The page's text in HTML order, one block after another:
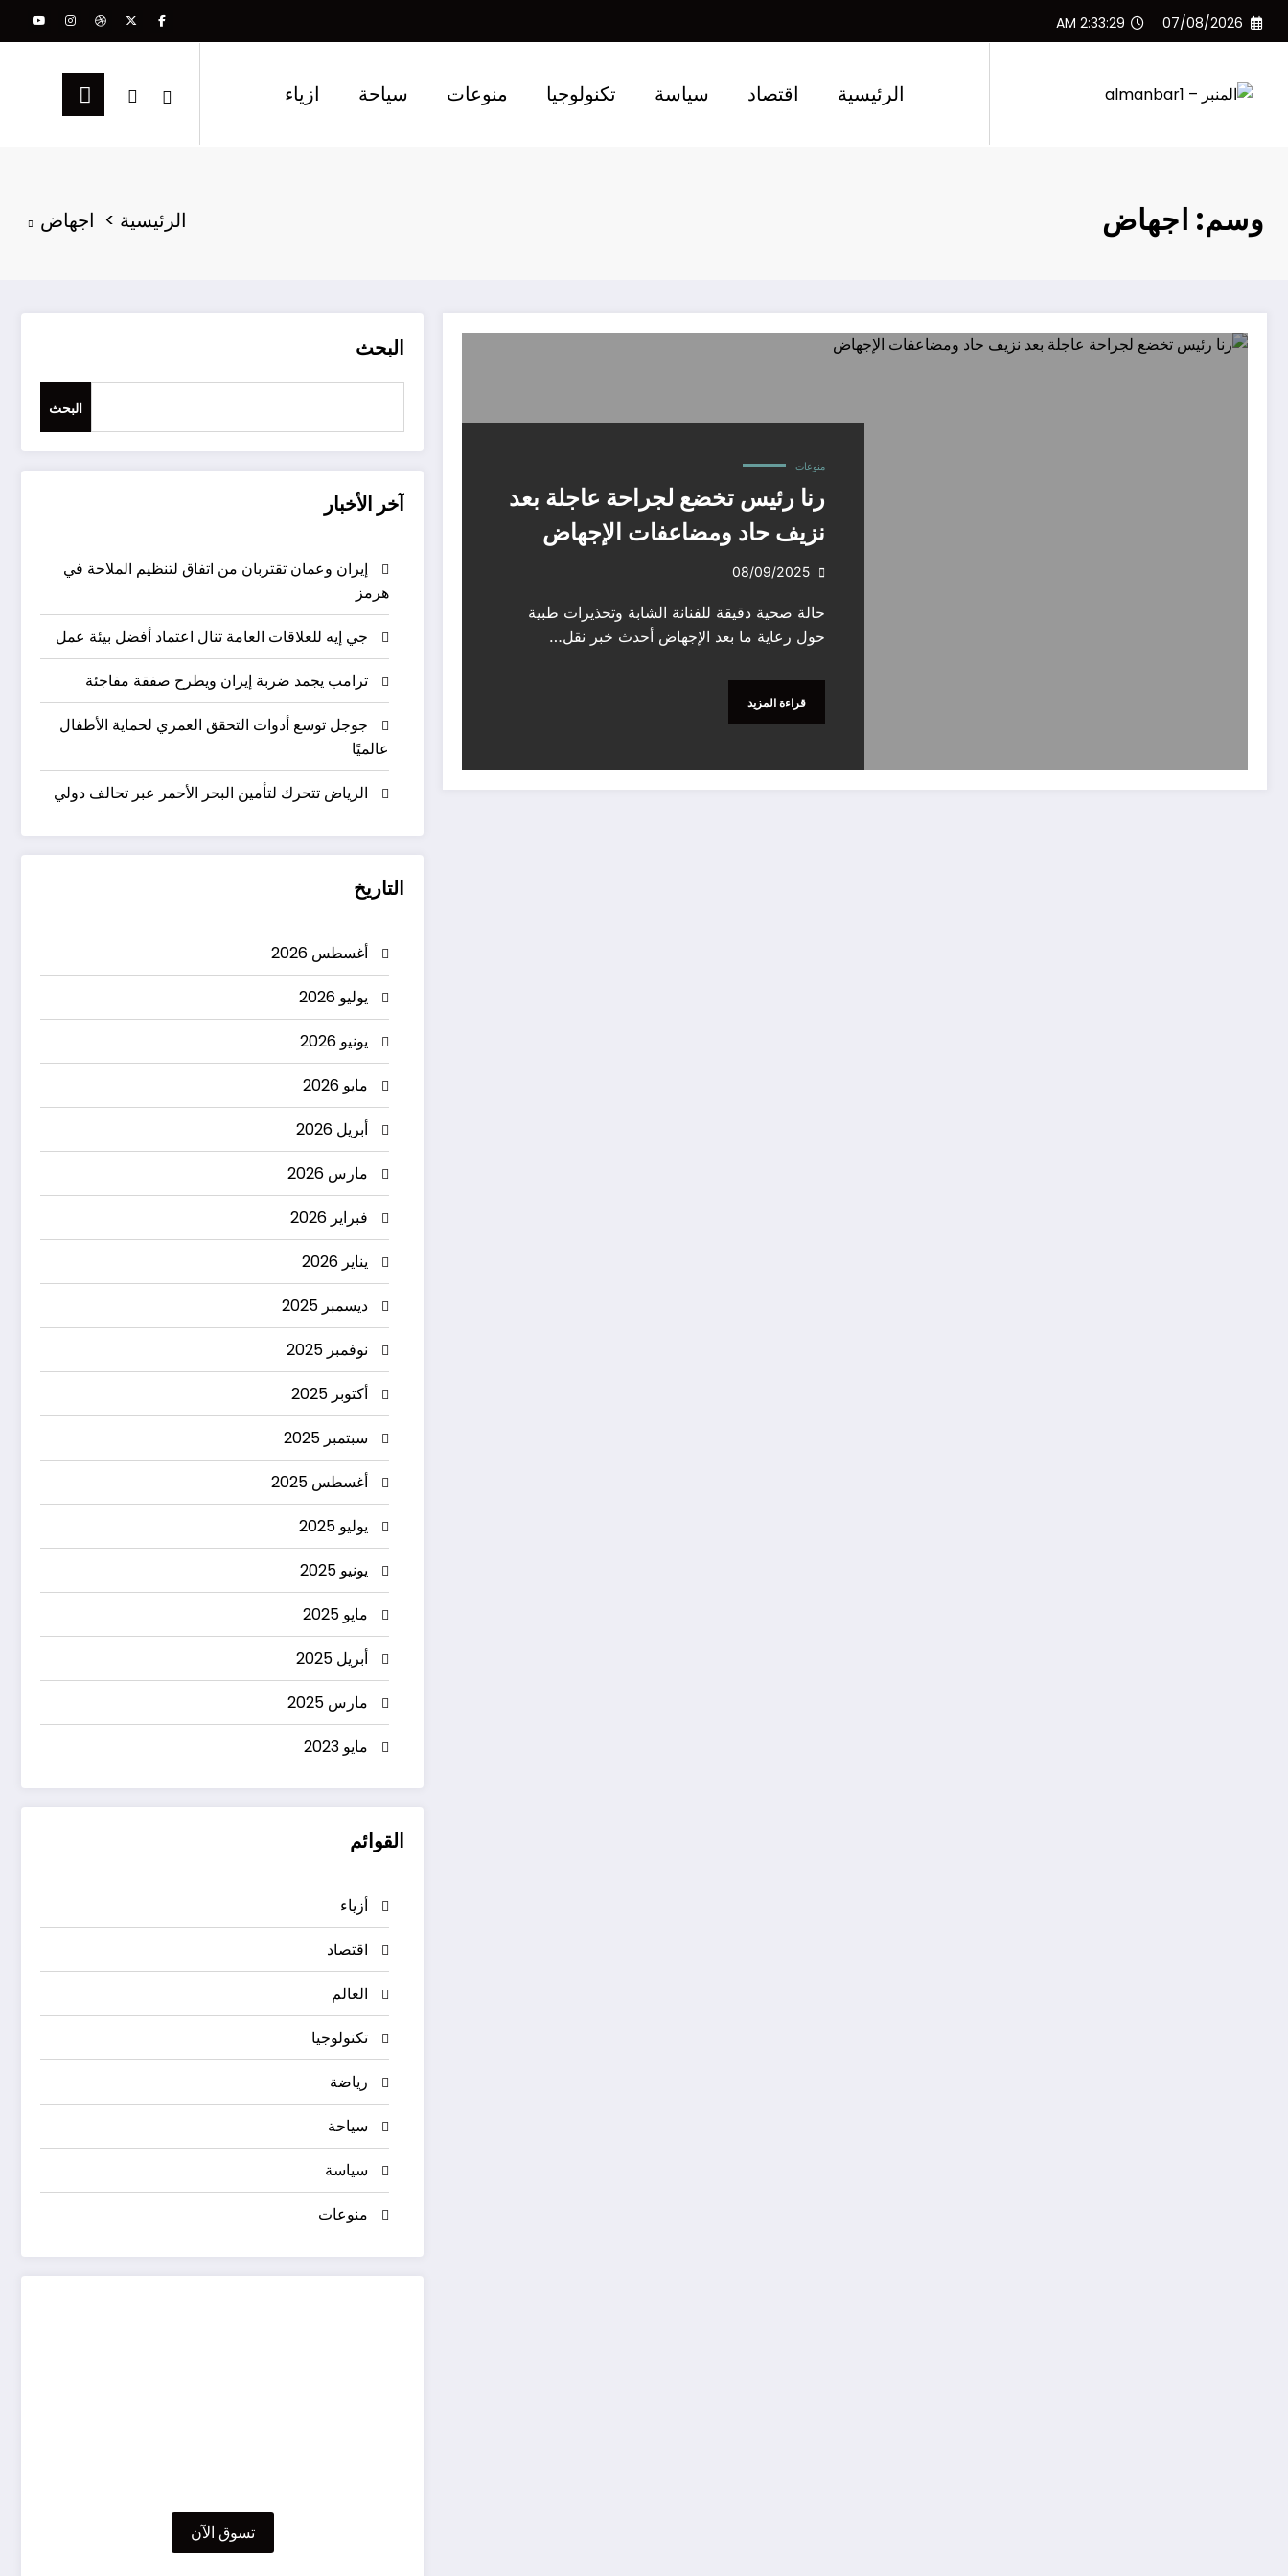
التجاوز
07/08/2026
2:33:29 AM
الرئيسية اقتصاد سياسة تكنولوجيا منوعات سياحة ازياء
وسم: اجهاض الرئيسية اجهاض
منوعات
رنا رئيس تخضع لجراحة عاجلة بعد
نزيف حاد ومضاعفات الإجهاض
08/09/2025
حالة صحية دقيقة للفنانة الشابة وتحذيرات طبية
حول رعاية ما بعد الإجهاض أحدث خبر نقل…
قراءة المزيد
البحث
البحث
آخر الأخبار
إيران وعمان تقتربان من اتفاق لتنظيم الملاحة في
هرمز
جي إيه للعلاقات العامة تنال اعتماد أفضل بيئة عمل
ترامب يجمد ضربة إيران ويطرح صفقة مفاجئة
جوجل توسع أدوات التحقق العمري لحماية الأطفال
عالميًا
الرياض تتحرك لتأمين البحر الأحمر عبر تحالف دولي
التاريخ
أغسطس 2026
يوليو 2026
يونيو 2026
مايو 2026
أبريل 2026
مارس 2026
فبراير 2026
يناير 2026
ديسمبر 2025
نوفمبر 2025
أكتوبر 2025
سبتمبر 2025
أغسطس 2025
يوليو 2025
يونيو 2025
مايو 2025
أبريل 2025
مارس 2025
مايو 2023
القوائم
أزياء
اقتصاد
العالم
تكنولوجيا
رياضة
سياحة
سياسة
منوعات
تسوق الآن